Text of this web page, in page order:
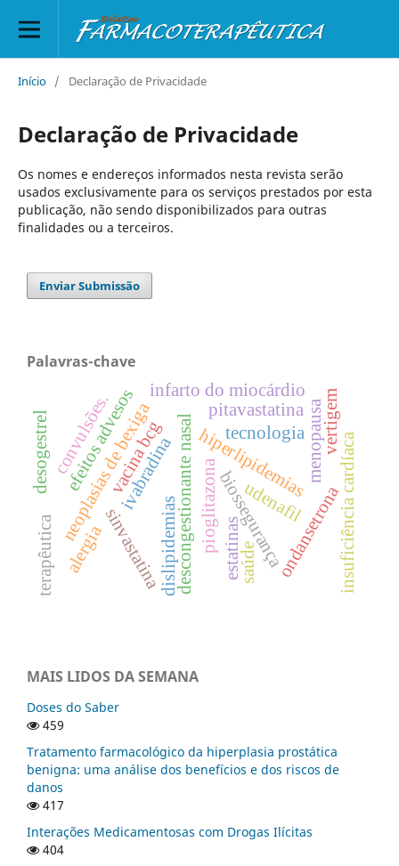
Início / Declaração de Privacidade
Declaração de Privacidade
Os nomes e endereços informados nesta revista serão
usados exclusivamente para os serviços prestados por esta
publicação, não sendo disponibilizados para outras
finalidades ou a terceiros.
Enviar Submissão
Palavras-chave
descongestionante nasal
vacina bcg
neoplasias de bexiga biossegurança
sinvastatina estatinas
hiperlipidemias
ondansetrona
efeitos advesos
pioglitazona
pitavastatina
dislipidemias
ivabradina insuficiência cardíaca
tecnologia
convulsões. infarto do miocárdio
menopausa
alergia
udenafil
terapêutica
desogestrel vertigem
saúde
MAIS LIDOS DA SEMANA
Doses do Saber
459
Tratamento farmacológico da hiperplasia prostática
benigna: uma análise dos benefícios e dos riscos de
danos
417
Interações Medicamentosas com Drogas Ilícitas
404